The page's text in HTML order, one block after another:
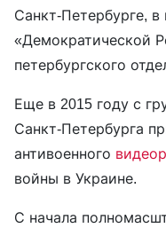
Санкт-Петербурге,
«Демократической
петербургского
Еще в 2015 году с
Санкт-Петербурга
антивоенного
войны в Украине.
С начала